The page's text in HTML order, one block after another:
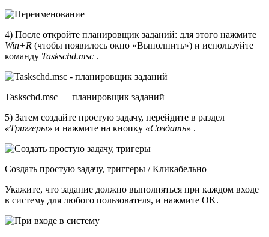
4) После откройте планировщик заданий: для этого нажмите
Win+R (чтобы появилось окно «Выполнить») и используйте
команду Taskschd.msc .
Taskschd.msc — планировщик заданий
5) Затем создайте простую задачу, перейдите в раздел
«Триггеры» и нажмите на кнопку «Создать» .
Создать простую задачу, триггеры / Кликабельно
Укажите, что задание должно выполняться при каждом входе
в систему для любого пользователя, и нажмите OK.